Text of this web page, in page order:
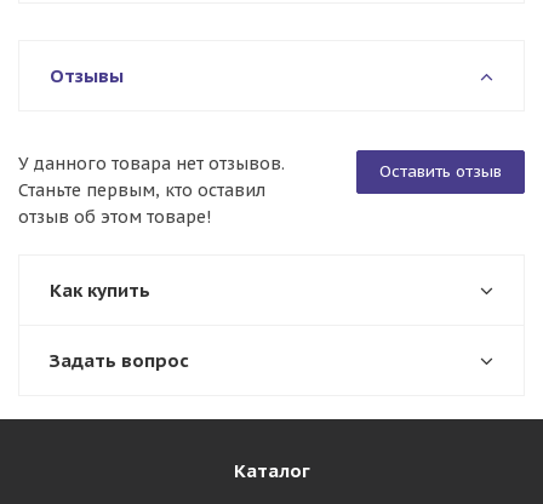
Отзывы
Оставить отзыв
У данного товара нет отзывов.
Станьте первым, кто оставил
отзыв об этом товаре!
Как купить
Задать вопрос
Каталог